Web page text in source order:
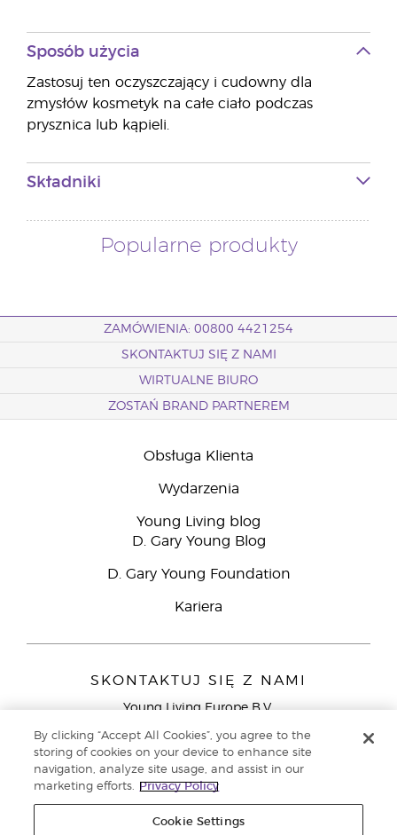
Sposób użycia
Zastosuj ten oczyszczający i cudowny dla
zmysłów kosmetyk na całe ciało podczas
prysznica lub kąpieli.
Składniki
Popularne produkty
ZAMÓWIENIA: 00800 4421254
SKONTAKTUJ SIĘ Z NAMI
WIRTUALNE BIURO
ZOSTAŃ BRAND PARTNEREM
Obsługa Klienta
Wydarzenia
Young Living blog
D. Gary Young Blog
D. Gary Young Foundation
Kariera
SKONTAKTUJ SIĘ Z NAMI
Young Living Europe B.V.
9727 AJ Groningen
Young Living Europe Ltd - Europejska siedziba
główna:+44 (0) 20 3935 9000
By clicking “Accept All Cookies”, you agree to the
storing of cookies on your device to enhance site
navigation, analyze site usage, and assist in our
marketing efforts.
Privacy Policy
Cookie Settings